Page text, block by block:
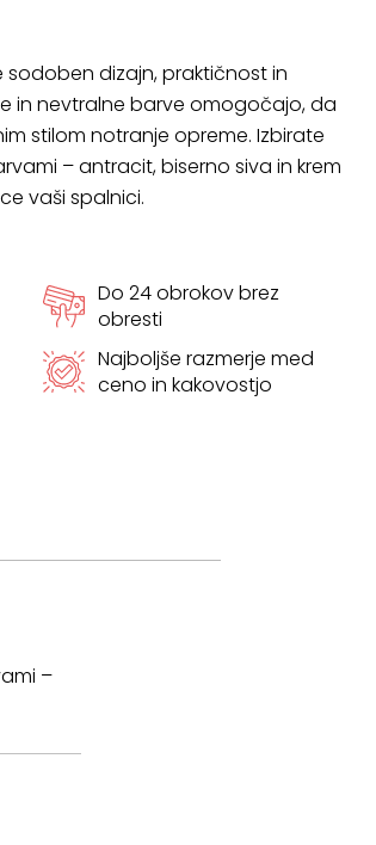
dizajn, praktičnost in
in nevtralne barve omogočajo, da
stilom notranje opreme. Izbirate
– antracit, biserno siva in krem
vaši spalnici.
Do 24 obrokov brez
obresti
Najboljše razmerje med
ceno in kakovostjo
–